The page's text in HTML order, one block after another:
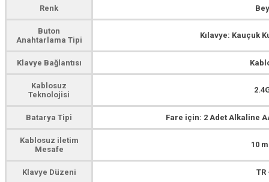
Renk
Buton
Anahtarlama Tipi
Kılavye: Kauçuk
Klavye Bağlantısı
Kablosuz
Teknolojisi
Batarya Tipi Fare için: 2 Adet Alkaline
Kablosuz iletim
Mesafe
10
Klavye Düzeni TR